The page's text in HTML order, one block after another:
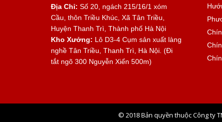
Địa Chỉ: Số 20, ngách 215/16/1 xóm
Cầu, thôn Triều Khúc, Xã Tân Triều,
Huyện Thanh Trì, Thành phố Hà Nội
Kho Xưởng: Lô D3-4 Cụm sản xuất làng
nghề Tân Triều, Thanh Trì, Hà Nội. (Đi
tắt ngõ 300 Nguyễn Xiển 500m)
© 2018 Bản quyền thuộc Công ty